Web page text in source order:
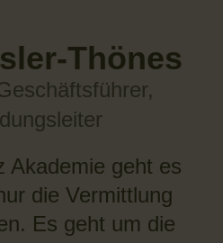
Thönes
Akademie geht es
die Vermittlung
Es geht um die